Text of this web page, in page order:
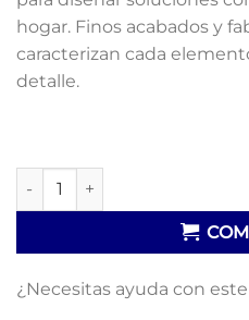
hogar. Finos acabados y
caracterizan cada
detalle.
Salón Pietra 06 cantidad
¿Necesitas ayuda con